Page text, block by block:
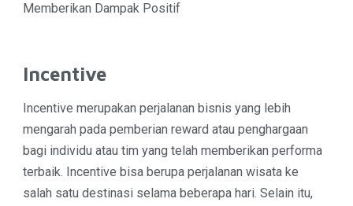
Memberikan Dampak Positif
Incentive
Incentive merupakan perjalanan bisnis yang lebih
mengarah pada pemberian reward atau penghargaan
bagi individu atau tim yang telah memberikan performa
terbaik. Incentive bisa berupa perjalanan wisata ke
salah satu destinasi selama beberapa hari. Selain itu,